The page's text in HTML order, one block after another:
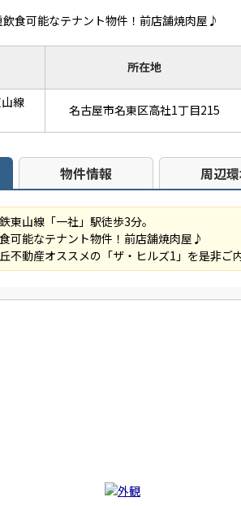
飲食可能なテナント物件！前店舗焼肉屋♪
所在地
線
名古屋市名東区高社1丁目215
物件情報 周辺
東山線「一社」駅徒歩3分。
可能なテナント物件！前店舗焼肉屋♪
不動産オススメの「ザ・ヒルズ1」を是非ご